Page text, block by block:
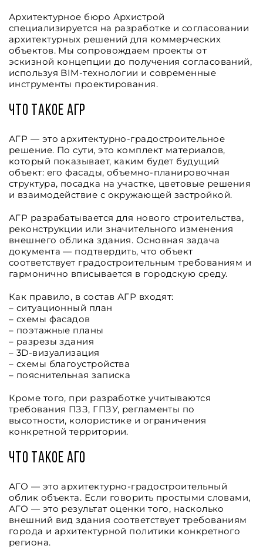
Архитектурное бюро Архистрой
специализируется на разработке и согласовании
архитектурных решений для коммерческих
объектов. Мы сопровождаем проекты от
эскизной концепции до получения согласований,
используя BIM-технологии и современные
инструменты проектирования.
Что такое АГР
АГР — это архитектурно-градостроительное
решение. По сути, это комплект материалов,
который показывает, каким будет будущий
объект: его фасады, объемно-планировочная
структура, посадка на участке, цветовые решения
и взаимодействие с окружающей застройкой.
АГР разрабатывается для нового строительства,
реконструкции или значительного изменения
внешнего облика здания. Основная задача
документа — подтвердить, что объект
соответствует градостроительным требованиям и
гармонично вписывается в городскую среду.
Как правило, в состав АГР входят:
– ситуационный план
– схемы фасадов
– поэтажные планы
– разрезы здания
– 3D-визуализация
– схемы благоустройства
– пояснительная записка
Кроме того, при разработке учитываются
требования ПЗЗ, ГПЗУ, регламенты по
высотности, колористике и ограничения
конкретной территории.
Что такое АГО
АГО — это архитектурно-градостроительный
облик объекта. Если говорить простыми словами,
АГО — это результат оценки того, насколько
внешний вид здания соответствует требованиям
города и архитектурной политики конкретного
региона.